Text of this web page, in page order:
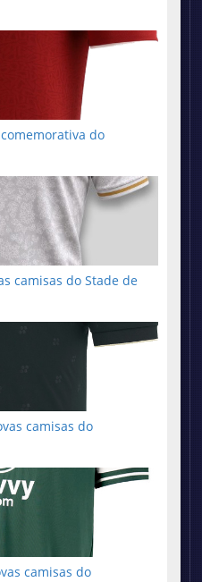
do
camisas do Stade de
camisas do
camisas do